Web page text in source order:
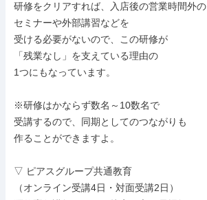
研修をクリアすれば、入店後の営業時間外の
セミナーや外部講習などを
受ける必要がないので、この研修が
「残業なし」を支えている理由の
1つにもなっています。
※研修はかならず数名～10数名で
受講するので、同期としてのつながりも
作ることができますよ。
▽ ピアスグループ共通教育
（オンライン受講4日・対面受講2日）